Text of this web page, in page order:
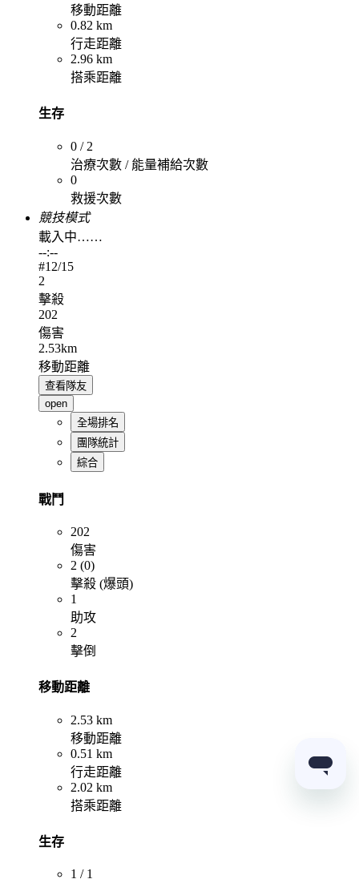
移動距離
0.82 km
行走距離
2.96 km
搭乘距離
生存
0 / 2
治療次數 / 能量補給次數
0
救援次數
競技模式
載入中……
--:--
#12/15
2
擊殺
202
傷害
2.53km
移動距離
查看隊友
open
全場排名
團隊統計
綜合
戰鬥
202
傷害
2 (0)
擊殺 (爆頭)
1
助攻
2
擊倒
移動距離
2.53 km
移動距離
0.51 km
行走距離
2.02 km
搭乘距離
生存
1 / 1